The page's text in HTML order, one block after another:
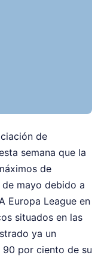
de
semana que la
de
mayo debido a
Europa League en
situados en las
ya un
90 por ciento de su